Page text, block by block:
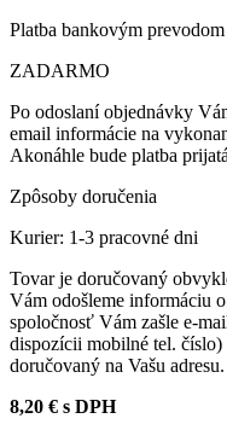
Platba bankovým
ZADARMO
Po odoslaní objednávky
email informácie na
Akonáhle bude platba
Zpôsoby doručenia
Kurier: 1-3 pracovné dni
Tovar je doručovaný
Vám odošleme informáciu
spoločnosť Vám zašle e-
dispozícii mobilné tel.
doručovaný na Vašu adresu.
8,20 € s DPH